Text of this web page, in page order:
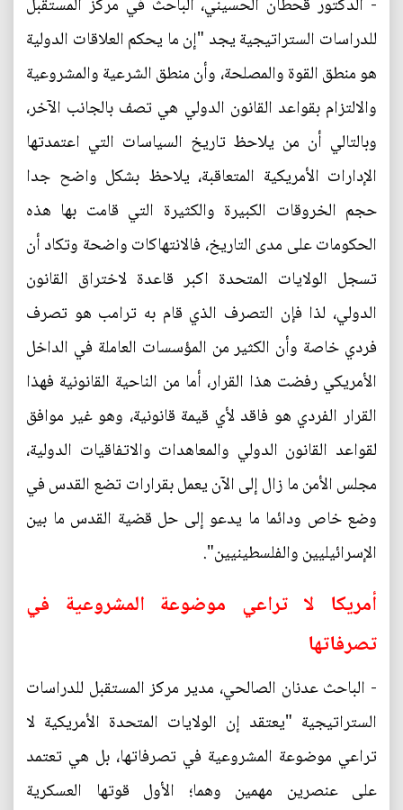
للدراسات الستراتيجية يجد "إن ما يحكم العلاقات الدولية
هو منطق القوة والمصلحة، وأن منطق الشرعية والمشروعية
والالتزام بقواعد القانون الدولي هي تصف بالجانب الآخر،
وبالتالي أن من يلاحظ تاريخ السياسات التي اعتمدتها
الإدارات الأمريكية المتعاقبة، يلاحظ بشكل واضح جدا
حجم الخروقات الكبيرة والكثيرة التي قامت بها هذه
الحكومات على مدى التاريخ، فالانتهاكات واضحة وتكاد أن
تسجل الولايات المتحدة اكبر قاعدة لاختراق القانون
الدولي، لذا فإن التصرف الذي قام به ترامب هو تصرف
فردي خاصة وأن الكثير من المؤسسات العاملة في الداخل
الأمريكي رفضت هذا القرار، أما من الناحية القانونية فهذا
القرار الفردي هو فاقد لأي قيمة قانونية، وهو غير موافق
لقواعد القانون الدولي والمعاهدات والاتفاقيات الدولية،
مجلس الأمن ما زال إلى الآن يعمل بقرارات تضع القدس في
وضع خاص ودائما ما يدعو إلى حل قضية القدس ما بين
الإسرائيليين والفلسطينيين".
أمريكا لا تراعي موضوعة المشروعية في
تصرفاتها
- الباحث عدنان الصالحي، مدير مركز المستقبل للدراسات
الستراتيجية "يعتقد إن الولايات المتحدة الأمريكية لا
تراعي موضوعة المشروعية في تصرفاتها، بل هي تعتمد
على عنصرين مهمين وهما؛ الأول قوتها العسكرية